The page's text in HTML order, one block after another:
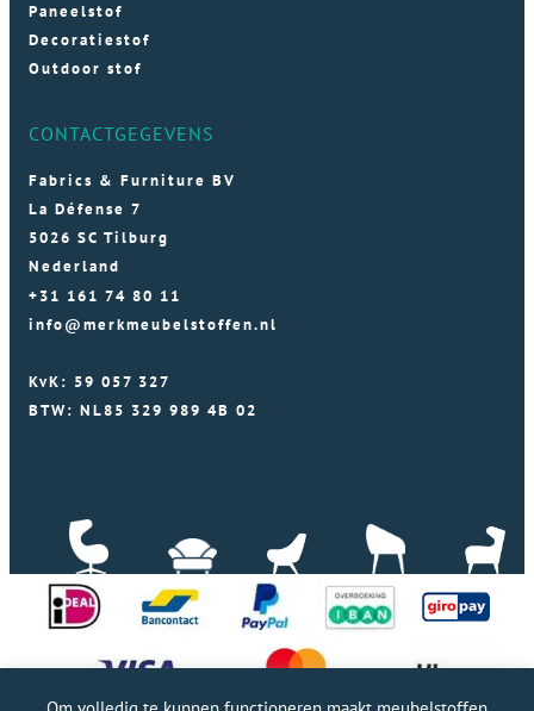
Paneelstof
Decoratiestof
Outdoor stof
CONTACTGEGEVENS
Fabrics & Furniture BV
La Défense 7
5026 SC Tilburg
Nederland
+31 161 74 80 11
info@merkmeubelstoffen.nl
KvK: 59 057 327
BTW: NL85 329 989 4B 02